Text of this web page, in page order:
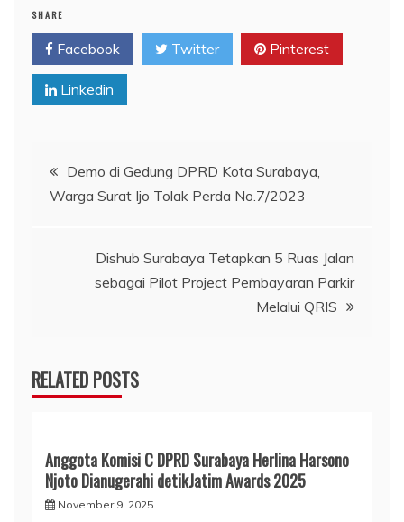
SHARE
Facebook Twitter Pinterest
Linkedin
Navigasi
pos
Demo di Gedung DPRD Kota Surabaya,
Warga Surat Ijo Tolak Perda No.7/2023
Dishub Surabaya Tetapkan 5 Ruas Jalan
sebagai Pilot Project Pembayaran Parkir
Melalui QRIS
RELATED POSTS
Anggota Komisi C DPRD Surabaya Herlina Harsono
Njoto Dianugerahi detikJatim Awards 2025
November 9, 2025